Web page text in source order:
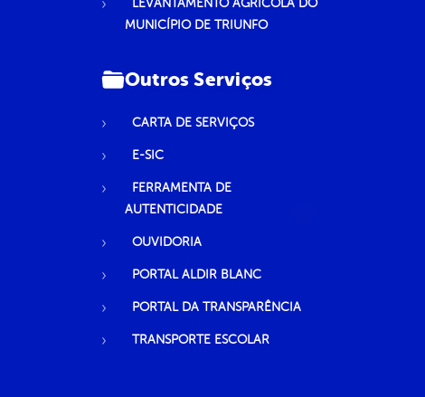
LEVANTAMENTO AGRÍCOLA DO
MUNICÍPIO DE TRIUNFO
Outros Serviços
CARTA DE SERVIÇOS
E-SIC
FERRAMENTA DE
AUTENTICIDADE
OUVIDORIA
PORTAL ALDIR BLANC
PORTAL DA TRANSPARÊNCIA
TRANSPORTE ESCOLAR